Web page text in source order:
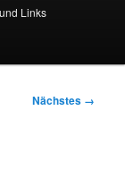
Links
Nächstes →